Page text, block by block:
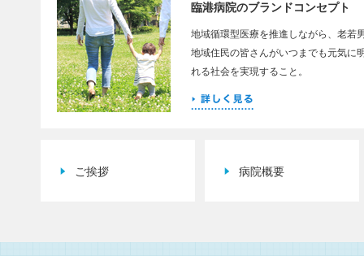
臨港病院のブランドコンセプト
地域循環型医療を推進しながら、老若
地域住民の皆さんがいつまでも元気に
れる社会を実現すること。
ご挨拶 病院概要